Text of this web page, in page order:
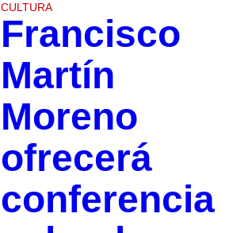
CULTURA
Francisco
Martín
Moreno
ofrecerá
conferencia